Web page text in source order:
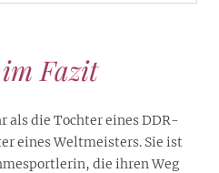
Fazit
als die Tochter eines DDR-
eines Weltmeisters. Sie ist
die ihren Weg